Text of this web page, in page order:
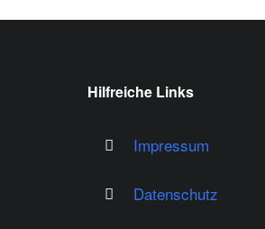
Hilfreiche Links
Impressum
Datenschutz